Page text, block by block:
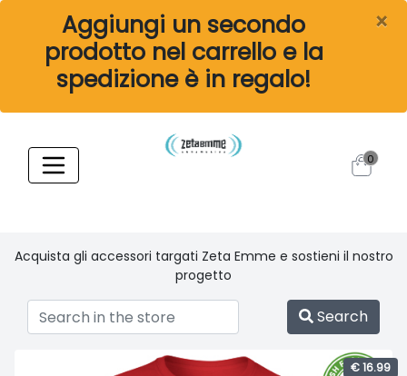
Aggiungi un secondo
prodotto nel carrello e la
spedizione è in regalo!
×
0
Acquista gli accessori targati Zeta Emme e sostieni il nostro
progetto
Search
€ 16.99